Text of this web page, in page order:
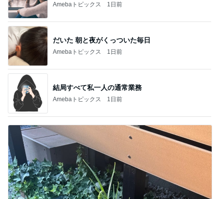
Amebaトピックス 1日前
だいた 朝と夜がくっついた毎日
Amebaトピックス 1日前
結局すべて私一人の通常業務
Amebaトピックス 1日前